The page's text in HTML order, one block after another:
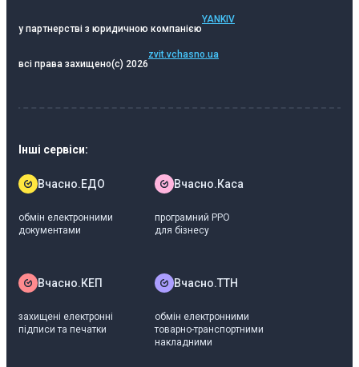
Інші сервіси:
Вчасно.ЕДО
обмін електронними
документами
Вчасно.Каса
програмний РРО
для бізнесу
Вчасно.КЕП
захищені електронні
підписи та печатки
Вчасно.ТТН
обмін електронними
товарно-транспортними
накладними
у партнерстві з юридичною компанією
YANKIV
всі права захищено(c) 2026
zvit.vchasno.ua